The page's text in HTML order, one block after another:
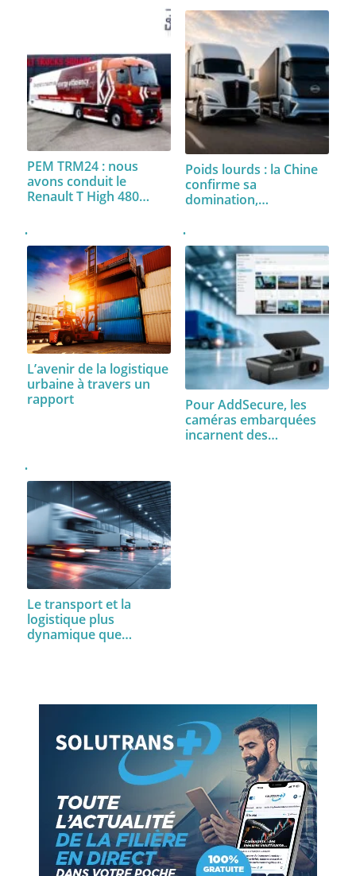
PEM TRM24 : nous
avons conduit le
Renault T High 480…
Poids lourds : la Chine
confirme sa
domination,…
L’avenir de la logistique
urbaine à travers un
rapport
Pour AddSecure, les
caméras embarquées
incarnent des…
Le transport et la
logistique plus
dynamique que…